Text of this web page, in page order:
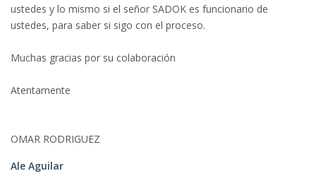
ustedes y lo mismo si el señor SADOK es funcionario de
ustedes, para saber si sigo con el proceso.
Muchas gracias por su colaboración
Atentamente
OMAR RODRIGUEZ
Ale Aguilar